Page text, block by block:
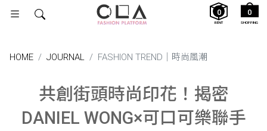
SHOPPING
0
RENT
0
HOME JOURNAL FASHION TREND｜時尚風潮
共創街頭時尚印花！揭密
DANIEL WONG×可口可樂聯手